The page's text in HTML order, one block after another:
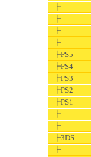
┣
┣
┣
┣
┣PS5
┣PS4
┣PS3
┣PS2
┣PS1
┣
┣
┣3DS
┣